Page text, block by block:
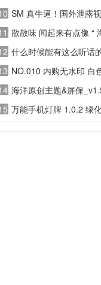
SM 真牛逼！国外泄露视
散散味 闻起来有点像 “
什么时候能有这么听话
NO.010 内购无水印 白
海洋原创主题&屏保
万能手机灯牌 1.0.2 绿